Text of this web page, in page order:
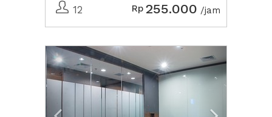
12 Rp 255.000 /jam
Previous Next2